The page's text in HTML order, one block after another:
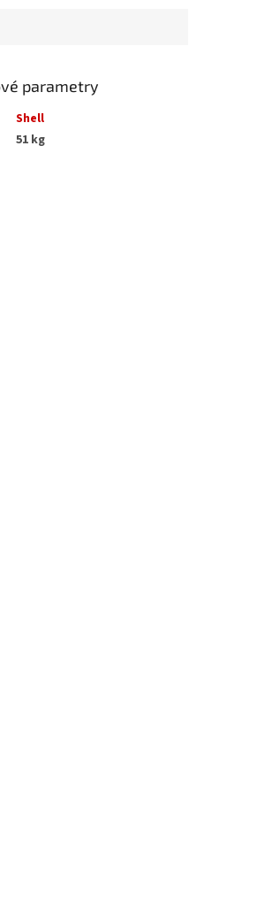
parametry
Shell
51 kg